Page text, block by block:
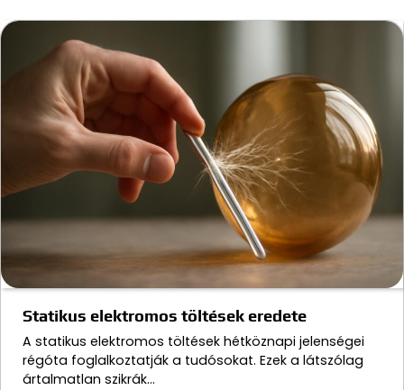
Statikus elektromos töltések eredete
A statikus elektromos töltések hétköznapi jelenségei
régóta foglalkoztatják a tudósokat. Ezek a látszólag
ártalmatlan szikrák…